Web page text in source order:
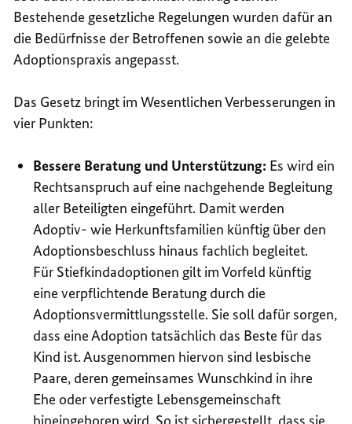
Bestehende gesetzliche Regelungen wurden dafür an
die Bedürfnisse der Betroffenen sowie an die gelebte
Adoptionspraxis angepasst.
Das Gesetz bringt im Wesentlichen Verbesserungen in
vier Punkten:
Bessere Beratung und Unterstützung: Es wird ein
Rechtsanspruch auf eine nachgehende Begleitung
aller Beteiligten eingeführt. Damit werden
Adoptiv- wie Herkunftsfamilien künftig über den
Adoptionsbeschluss hinaus fachlich begleitet.
Für Stiefkindadoptionen gilt im Vorfeld künftig
eine verpflichtende Beratung durch die
Adoptionsvermittlungsstelle. Sie soll dafür sorgen,
dass eine Adoption tatsächlich das Beste für das
Kind ist. Ausgenommen hiervon sind lesbische
Paare, deren gemeinsames Wunschkind in ihre
Ehe oder verfestigte Lebensgemeinschaft